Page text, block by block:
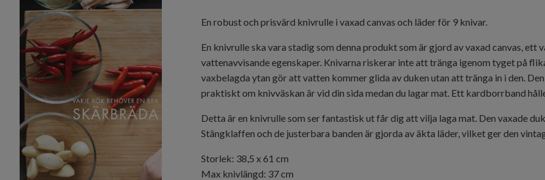
En robust och prisvärd knivrulle i vaxad canvas och läder för 9 knivar.
En knivrulle ska vara stadig som denna produkt som är gjord av vaxad canvas,
vattenavvisande egenskaper. Knivarna riskerar inte att tränga igenom tyget på
vaxbelagda ytan gör att vatten kommer glida av duken utan att tränga in i den.
praktiskt om knivväskan är vid din sida medan du lagar mat. Ett kardborrband
Detta är en knivrulle som ser fantastisk ut får dig att vilja laga mat. Den vaxade
Stängklaffen och de justerbara banden är gjorda av äkta läder, vilket ger den
Storlek: 38,5 x 61 cm
Max knivlängd: 37 cm